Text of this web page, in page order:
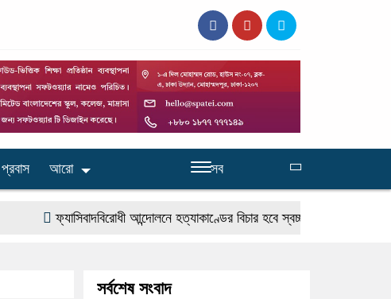
প্রবাস আরো সব
ফ্যাসিবাদবিরোধী আন্দোলনে হত্যাকাণ্ডের বিচার হবে স্বচ্ছ, নিরপেক্ষ ও বিশ্বাসযোগ্য :
সর্বশেষ সংবাদ